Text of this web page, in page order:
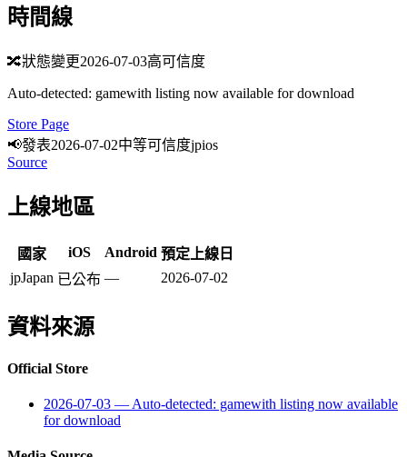
時間線
🔀狀態變更2026-07-03高可信度
Auto-detected: gamewith listing now available for download
Store Page
📢發表2026-07-02中等可信度jpios
Source
上線地區
國家 iOS Android 預定上線日
jpJapan 已公布 — 2026-07-02
資料來源
Official Store
2026-07-03 — Auto-detected: gamewith listing now available
for download